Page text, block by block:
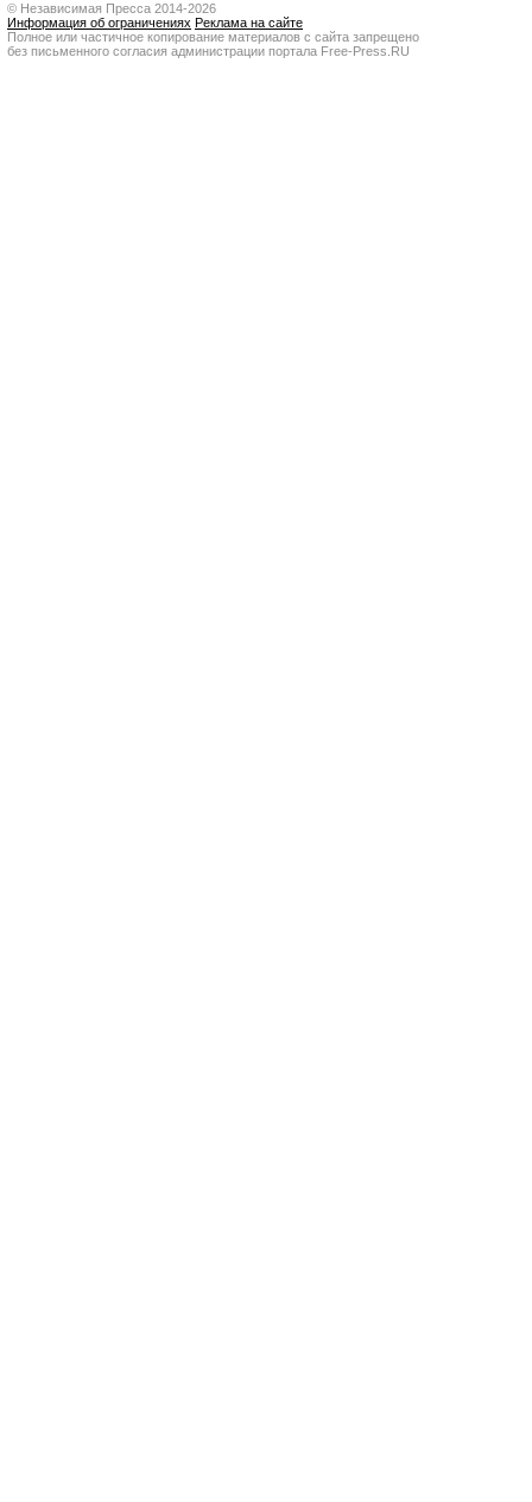
© Независимая Пресса 2014-2026
Информация об ограничениях Реклама на сайте
Полное или частичное копирование материалов с сайта запрещено
без письменного согласия администрации портала Free-Press.RU